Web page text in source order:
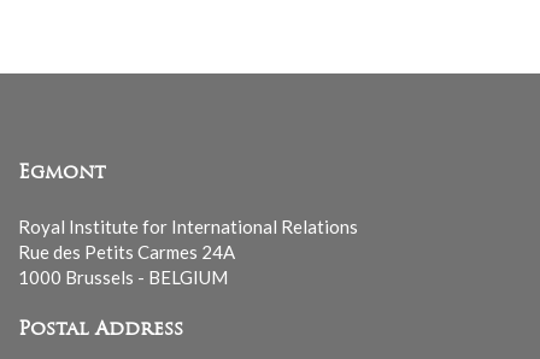
Egmont
Royal Institute for International Relations
Rue des Petits Carmes 24A
1000 Brussels - BELGIUM
Postal Address